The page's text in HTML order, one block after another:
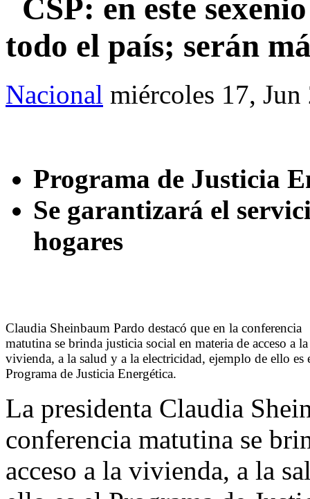
CSP: en este
todo el país; serán
Nacional miércoles 17, Jun
Programa de Justicia
Se garantizará el
hogares
Claudia Sheinbaum Pardo destacó que en la conferencia
matutina se brinda justicia social en materia de acceso a la
vivienda, a la salud y a la electricidad, ejemplo de ello es
Programa de Justicia Energética.
La presidenta Claudia
conferencia matutina se
acceso a la vivienda, a la